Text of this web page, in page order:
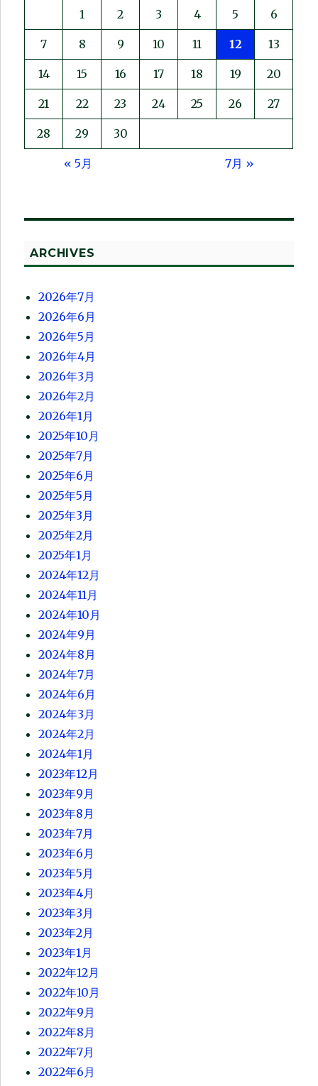
1 2 3 4 5 6
7 8 9 10 11 12 13
14 15 16 17 18 19 20
21 22 23 24 25 26 27
28 29 30
« 5月 7月 »
ARCHIVES
2026年7月
2026年6月
2026年5月
2026年4月
2026年3月
2026年2月
2026年1月
2025年10月
2025年7月
2025年6月
2025年5月
2025年3月
2025年2月
2025年1月
2024年12月
2024年11月
2024年10月
2024年9月
2024年8月
2024年7月
2024年6月
2024年3月
2024年2月
2024年1月
2023年12月
2023年9月
2023年8月
2023年7月
2023年6月
2023年5月
2023年4月
2023年3月
2023年2月
2023年1月
2022年12月
2022年10月
2022年9月
2022年8月
2022年7月
2022年6月